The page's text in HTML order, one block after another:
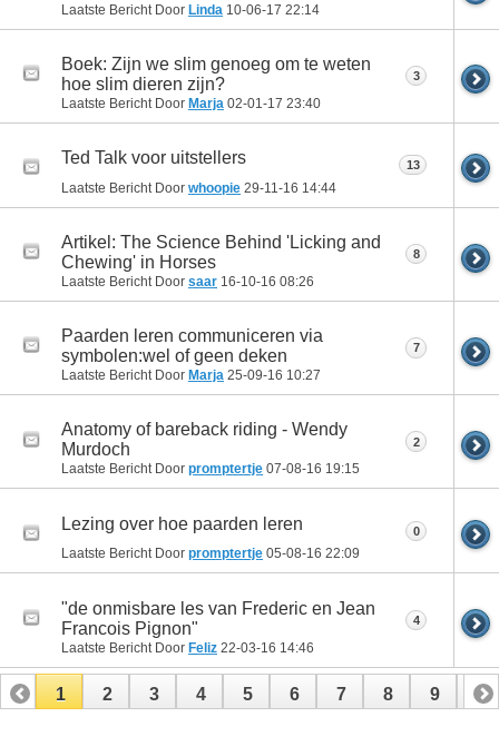
Laatste Bericht Door Linda 10-06-17 22:14
Boek: Zijn we slim genoeg om te weten
hoe slim dieren zijn?
Laatste Bericht Door Marja 02-01-17 23:40
3
Ted Talk voor uitstellers
Laatste Bericht Door whoopie 29-11-16 14:44
13
Artikel: The Science Behind 'Licking and
Chewing' in Horses
Laatste Bericht Door saar 16-10-16 08:26
8
Paarden leren communiceren via
symbolen:wel of geen deken
Laatste Bericht Door Marja 25-09-16 10:27
7
Anatomy of bareback riding - Wendy
Murdoch
Laatste Bericht Door promptertje 07-08-16 19:15
2
Lezing over hoe paarden leren
Laatste Bericht Door promptertje 05-08-16 22:09
0
"de onmisbare les van Frederic en Jean
Francois Pignon"
Laatste Bericht Door Feliz 22-03-16 14:46
4
1 2 3 4 5 6 7 8 9 10